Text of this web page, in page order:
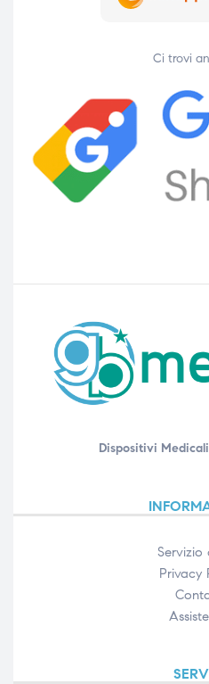
Ci trovi
Dispositivi
Servizio
Privacy